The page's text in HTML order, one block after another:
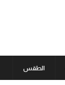
الطقس